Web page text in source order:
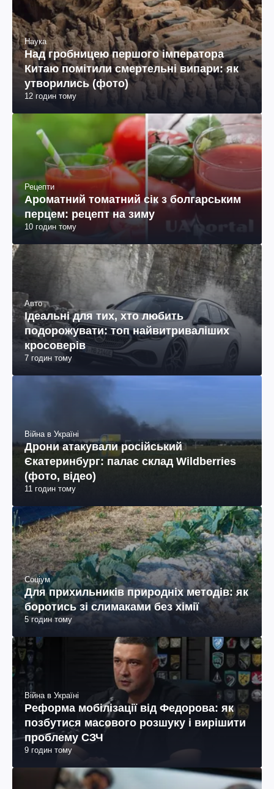
Наука
Над гробницею першого імператора
Китаю помітили смертельні випари: як
утворились (фото)
12 годин тому
Рецепти
Ароматний томатний сік з болгарським
перцем: рецепт на зиму
10 годин тому
Авто
Ідеальні для тих, хто любить
подорожувати: топ найвитриваліших
кросоверів
7 годин тому
Війна в Україні
Дрони атакували російський
Єкатеринбург: палає склад Wildberries
(фото, відео)
11 годин тому
Соціум
Для прихильників природніх методів: як
боротись зі слимаками без хімії
5 годин тому
Війна в Україні
Реформа мобілізації від Федорова: як
позбутися масового розшуку і вирішити
проблему СЗЧ
9 годин тому